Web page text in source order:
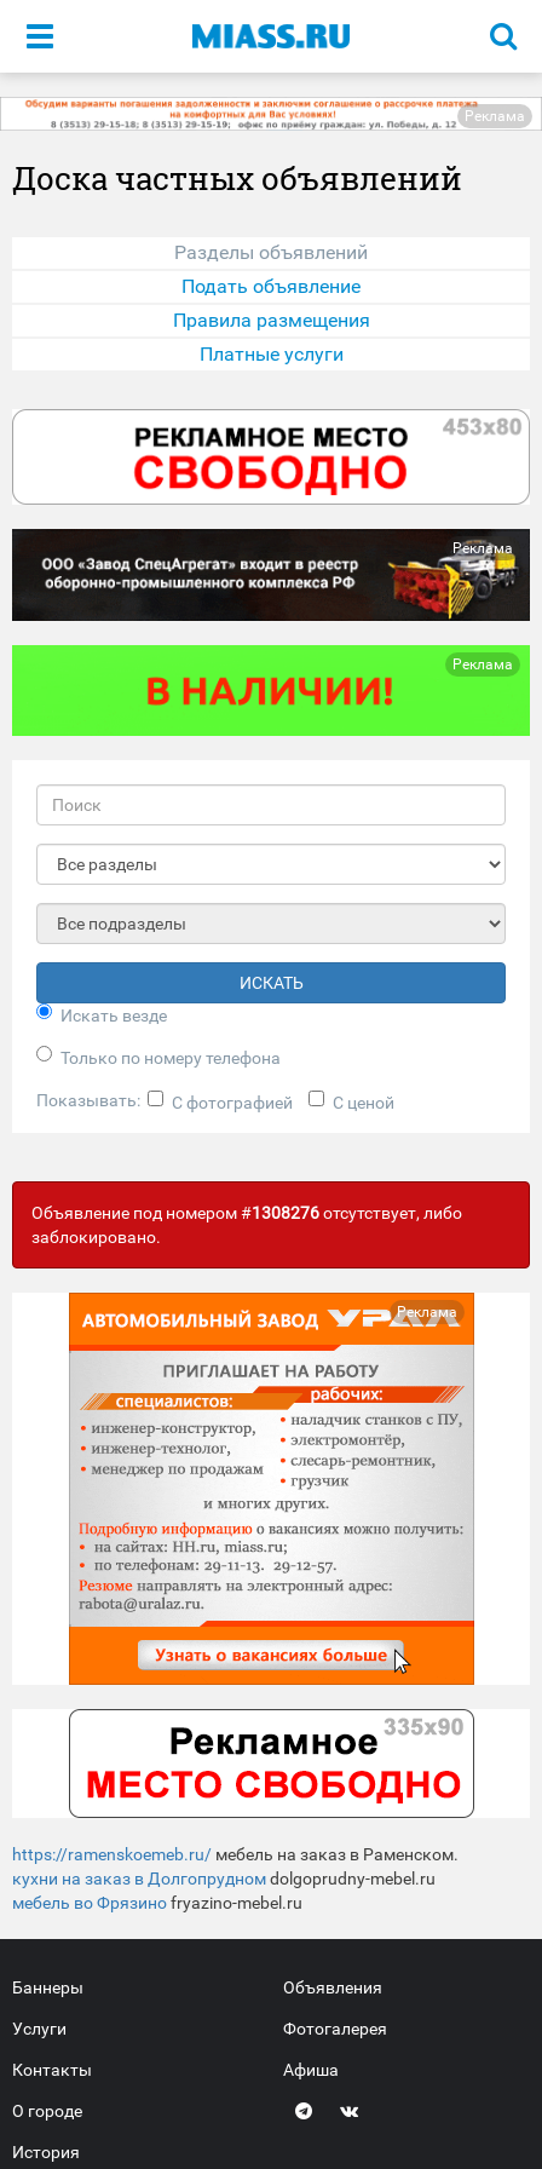
Меню
Реклама
Доска частных объявлений
Разделы объявлений
Подать объявление
Правила размещения
Платные услуги
Реклама
Реклама
ИСКАТЬ
Искать везде
Только по номеру телефона
Показывать: С фотографией С ценой
Объявление под номером #1308276отсутствует, либо
заблокировано.
Реклама
https://ramenskoemeb.ru/ мебель на заказ в Раменском.
кухни на заказ в Долгопрудномdolgoprudny-mebel.ru
мебель во Фрязиноfryazino-mebel.ru
Баннеры
Услуги
Контакты
О городе
История
Объявления
Фотогалерея
Афиша